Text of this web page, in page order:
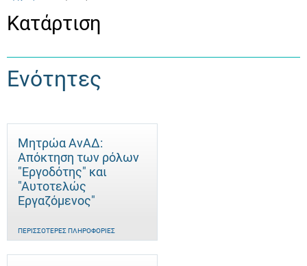
Κατάρτιση
Ενότητες
Μητρώα ΑνΑΔ:
Απόκτηση των ρόλων
"Εργοδότης" και
"Αυτοτελώς
Eργαζόμενος"
ΠΕΡΙΣΣΌΤΕΡΕΣ ΠΛΗΡΟΦΟΡΊΕΣ